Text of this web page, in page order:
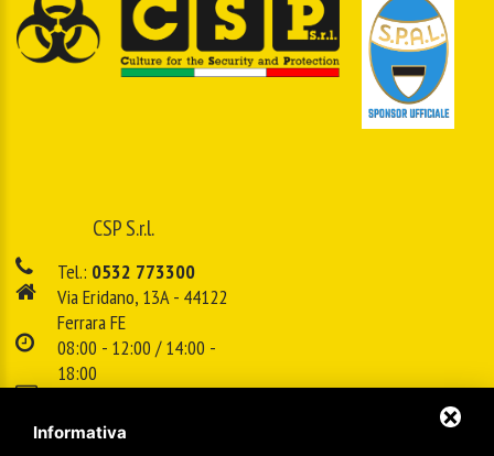
CSP S.r.l.
Tel.: 0532 773300
Via Eridano, 13A - 44122
Ferrara FE
08:00 - 12:00 / 14:00 -
18:00
info@cspsrl.biz
Informativa